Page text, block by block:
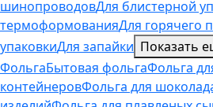
шинопроводовДля блистерной
термоформованияДля горячего
упаковкиДля запайки Показать
ФольгаБытовая фольгаФольга
контейнеровФольга для